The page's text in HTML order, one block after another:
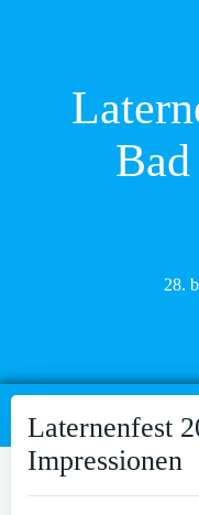
28.
Laternenfest
Impressionen